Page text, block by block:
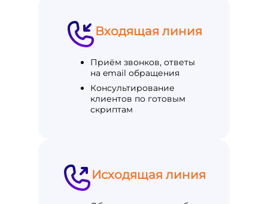
Входящая линия
Приём звонков, ответы
на email обращения
Консультирование
клиентов по готовым
скриптам
Исходящая линия